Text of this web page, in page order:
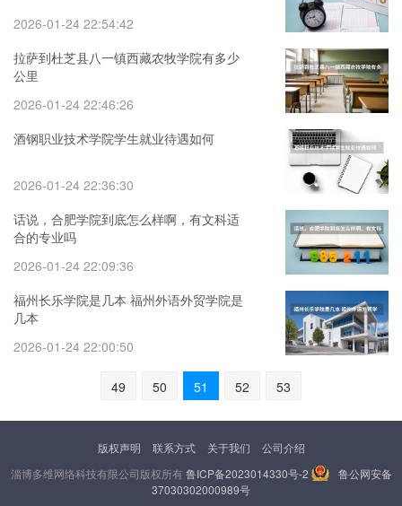
2026-01-24 22:54:42
拉萨到杜芝县八一镇西藏农牧学院有多少
公里
2026-01-24 22:46:26
酒钢职业技术学院学生就业待遇如何
2026-01-24 22:36:30
话说，合肥学院到底怎么样啊，有文科适
合的专业吗
2026-01-24 22:09:36
福州长乐学院是几本 福州外语外贸学院是
几本
2026-01-24 22:00:50
49 50 51 52 53
版权声明 联系方式 关于我们
公司介绍
淄博多维网络科技有限公司版权所有鲁ICP备2023014330号-2
鲁公网安备
37030302000989号